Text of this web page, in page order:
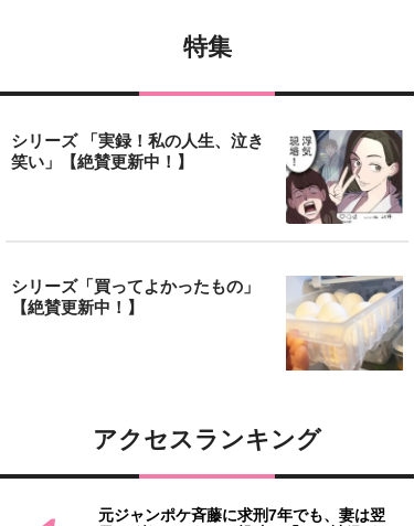
特集
シリーズ 「実録！私の人生、泣き
笑い」【絶賛更新中！】
シリーズ「買ってよかったもの」
【絶賛更新中！】
アクセスランキング
元ジャンポケ斉藤に求刑7年でも、妻は翌